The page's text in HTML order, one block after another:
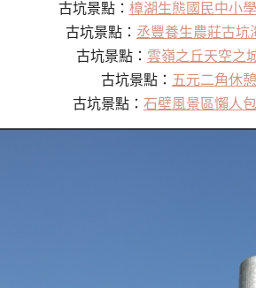
古坑景點： 樟湖生態國民中小
古坑景點： 丞豐養生農莊古坑
古坑景點： 雲嶺之丘天空之
古坑景點： 五元二角休
古坑景點： 石壁風景區懶人